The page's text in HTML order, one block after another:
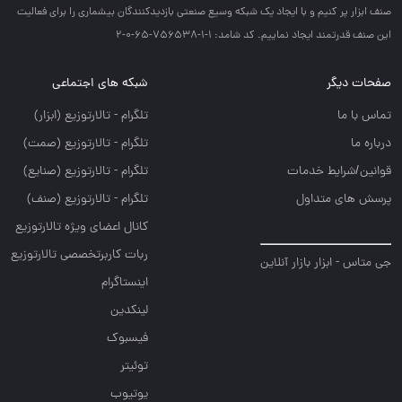
صنف ابزار پر كنيم و با ايجاد يك شبكه وسيع صنعتي بازديدكنندگان بيشماري را براي فعاليت
اين صنف قدرتمند ايجاد نماييم. کد شامد: 1-1-756538-65-0-2
صفحات دیگر
تماس با ما
درباره ما
قوانین/شرایط خدمات
پرسش های متداول
جی متاس - ابزار بازار آنلاین
شبکه های اجتماعی
تلگرام - تالارتوزيع (ابزار)
تلگرام - تالارتوزيع (صمت)
تلگرام - تالارتوزيع (صنايع)
تلگرام - تالارتوزیع (صنف)
کانال اعضای ویژه تالارتوزیع
ربات کاربرتخصصی تالارتوزیع
اینستاگرام
لینکدین
فیسبوک
توئیتر
یوتیوب